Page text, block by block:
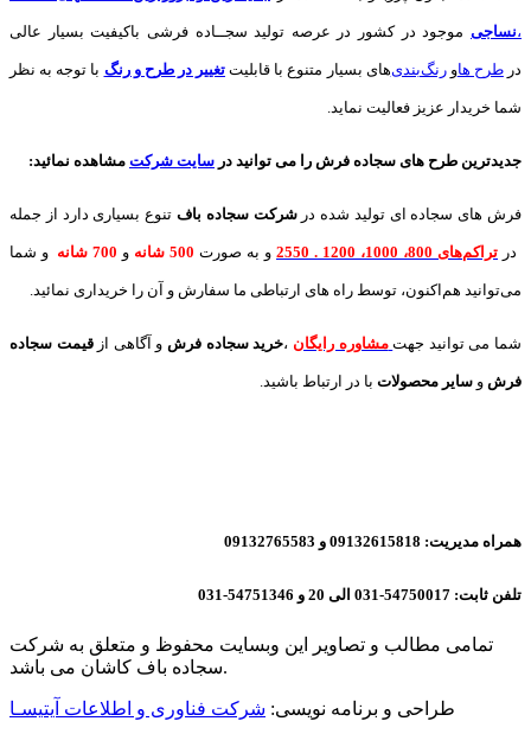
نساجی، موجود در کشور در عرصه تولید سجــاده فرشی باکیفیت بسیار عالی
درطرح هاو
رنگ‌بندی‌ های بسیار متنوع با قابلیت تغییر در طرح و رنگ با توجه به نظر
شما خریدار عزیز فعالیت نماید.
جدیدترین طرح های سجاده فرش را می توانید در سایت شرکت مشاهده نمائید:
فرش های سجاده ای تولید شده درشرکت سجاده باف تنوع بسیاری دارد از جمله
در تراکم‌های 800، 1000، 1200 . 2550 و به صورت 500 شانه و 700 شانه و شما
می‌توانید هم‌اکنون، توسط راه های ارتباطی ما سفارش و آن را خریداری نمائید.
شما می توانید جهت مشاوره رایگان ،خرید سجاده فرش و آگاهی ازقیمت سجاده
فرش و سایر محصولات با در ارتباط باشید.
همراه مدیریت: 09132615818 و 09132765583
تلفن ثابت: 54750017-031 الی 20 و 54751346-031
تمامی مطالب و تصاویر این وبسایت محفوظ و متعلق به شرکت
سجاده باف کاشان می باشد.
طراحی و برنامه نویسی: شرکت فناوری و اطلاعات آیتیسـا